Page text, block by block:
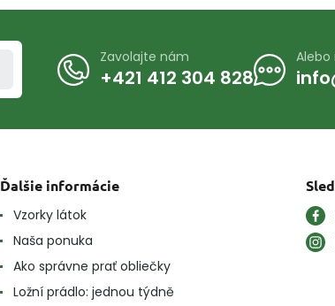
Zavolajte nám
+421 412 304 828
Ďalšie informácie
Vzorky látok
Naša ponuka
Ako správne prať obliečky
Ložní prádlo: jednou týdně